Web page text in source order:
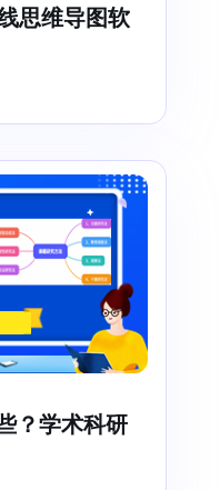
思维导图软
？学术科研